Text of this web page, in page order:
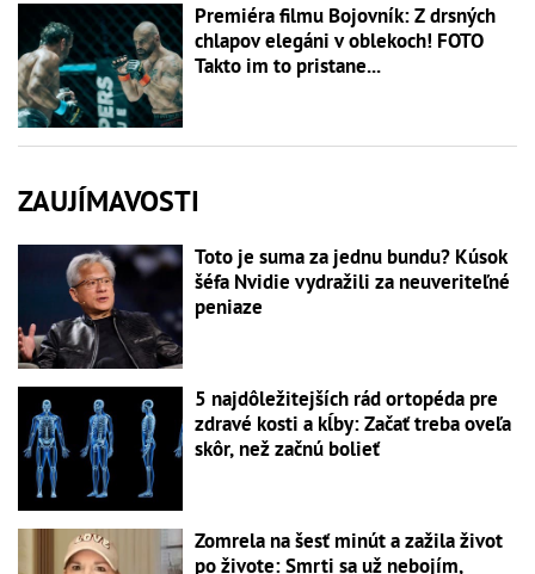
Premiéra filmu Bojovník: Z drsných
chlapov elegáni v oblekoch! FOTO
Takto im to pristane...
ZAUJÍMAVOSTI
Toto je suma za jednu bundu? Kúsok
šéfa Nvidie vydražili za neuveriteľné
peniaze
5 najdôležitejších rád ortopéda pre
zdravé kosti a kĺby: Začať treba oveľa
skôr, než začnú bolieť
Zomrela na šesť minút a zažila život
po živote: Smrti sa už nebojím,